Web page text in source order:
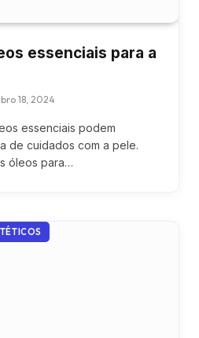
essenciais para a
18, 2024
essenciais podem
de cuidados com a pele.
óleos para…